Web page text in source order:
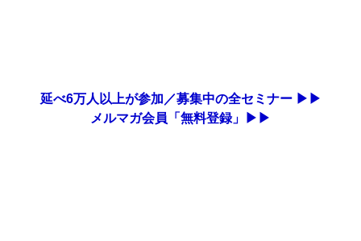
延べ6万人以上が参加／募集中の全セミナー ▶▶
メルマガ会員「無料登録」▶▶